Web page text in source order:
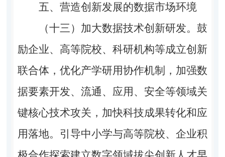
五、营造创新发展的数据市场环境
（十三）加大数据技术创新研发。 鼓
励企业、高等院校、科研机构等成立创新
联合体，优化产学研用协作机制，加强数
据要素开发、流通、应用、安全等领域关
键核心技术攻关，加快科技成果转化和应
用落地。引导中小学与高等院校、企业积